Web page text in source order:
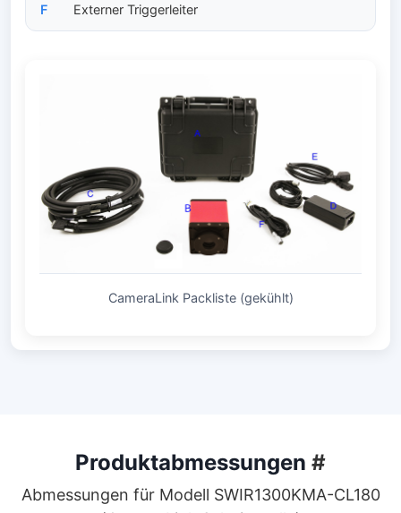
F Externer Triggerleiter
CameraLink Packliste (gekühlt)
Produktabmessungen #
Abmessungen für Modell SWIR1300KMA-CL180